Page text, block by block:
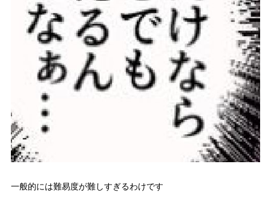
一般的には難易度が難しすぎるわけです